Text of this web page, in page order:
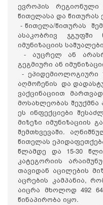
ევროპის რეგიონული
წითელასა და წითურას
- წითელა/წითურას
ასაკობრივ ჯგუფში
იმუნიზაციის
- აუცრელ ან
გეგმიური ან
- ეპიდემიოლოგიური
აღმოჩენის და
ვაქცინაციით
მოსახლეობას
ეს ინფექციები
მიზეზი იმუნიზაციის
შემთხვევაში.
წითელას
წლამდე და 15-30
კატეგორიის
თავიდან აცილების
აცრების კამპანია,
აიცრა მხოლოდ 492
წინაპირობა იყო.